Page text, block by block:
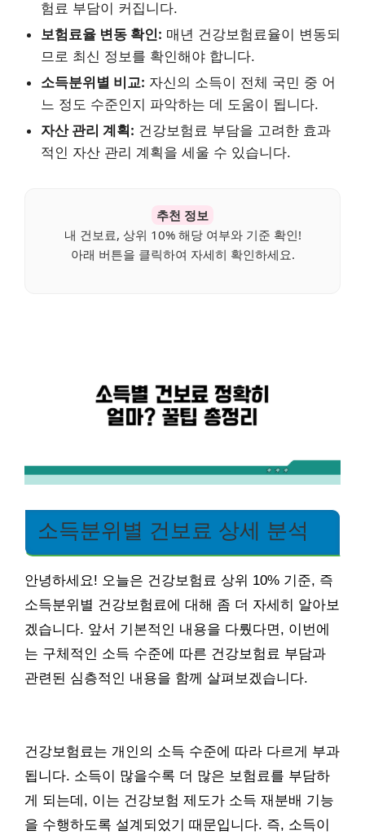
험료 부담이 커집니다.
보험료율 변동 확인: 매년 건강보험료율이 변동되
므로 최신 정보를 확인해야 합니다.
소득분위별 비교: 자신의 소득이 전체 국민 중 어
느 정도 수준인지 파악하는 데 도움이 됩니다.
자산 관리 계획: 건강보험료 부담을 고려한 효과
적인 자산 관리 계획을 세울 수 있습니다.
추천 정보
내 건보료, 상위 10% 해당 여부와 기준 확인!
아래 버튼을 클릭하여 자세히 확인하세요.
소득분위별 건보료 상세 분석
안녕하세요! 오늘은 건강보험료 상위 10% 기준, 즉
소득분위별 건강보험료에 대해 좀 더 자세히 알아보
겠습니다. 앞서 기본적인 내용을 다뤘다면, 이번에
는 구체적인 소득 수준에 따른 건강보험료 부담과
관련된 심층적인 내용을 함께 살펴보겠습니다.
건강보험료는 개인의 소득 수준에 따라 다르게 부과
됩니다. 소득이 많을수록 더 많은 보험료를 부담하
게 되는데, 이는 건강보험 제도가 소득 재분배 기능
을 수행하도록 설계되었기 때문입니다. 즉, 소득이